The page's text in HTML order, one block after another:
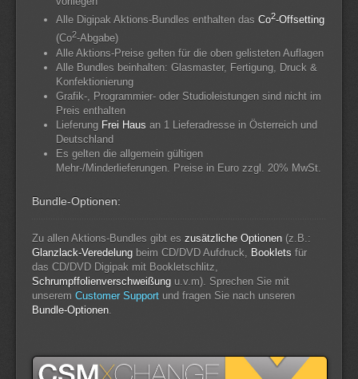
Alle Digipak Aktions-Bundles enthalten das Co2-Offsetting
(Co2-Abgabe)
Alle Aktions-Preise gelten für die oben gelisteten Auflagen
Alle Bundles beinhalten: Glasmaster, Fertigung, Druck &
Konfektionierung
Grafik-, Programmier- oder Studioleistungen sind nicht im
Preis enthalten
Lieferung Frei Haus an 1 Lieferadresse in Österreich und
Deutschland
Es gelten die allgemein gültigen
Mehr-/Minderlieferungen. Preise in Euro zzgl. 20% MwSt.
Bundle-Optionen:
Zu allen Aktions-Bundles gibt es zusätzliche Optionen (z.B.:
Glanzlack-Veredelung beim CD/DVD Aufdruck, Booklets für
das CD/DVD Digipak mit Bookletschlitz,
Schrumpffolienverschweißung u.v.m). Sprechen Sie mit
unserem Customer Support und fragen Sie nach unseren
Bundle-Optionen